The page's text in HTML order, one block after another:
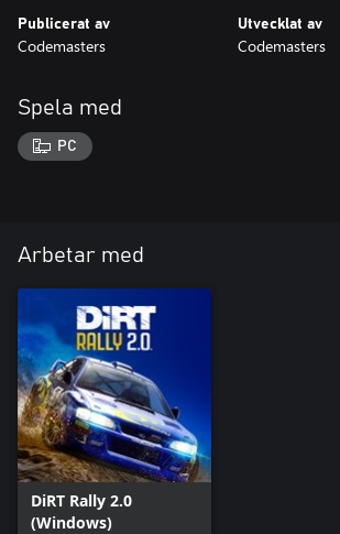
Publicerat av
Codemasters
Utvecklat av
Codemasters
Spela med
PC
Arbetar med
DiRT Rally 2.0
(Windows)